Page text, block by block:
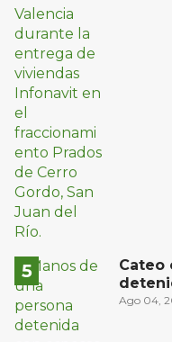
Cateo
un
Ago 04,